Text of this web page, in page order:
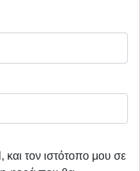
τον ιστότοπο μου σε